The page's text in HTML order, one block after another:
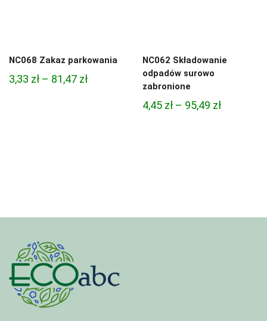
NC068 Zakaz parkowania
3,33 zł – 81,47 złZakres
NC062 Składowanie
odpadów surowo
zabronione
4,45 zł – 95,49 złZakres